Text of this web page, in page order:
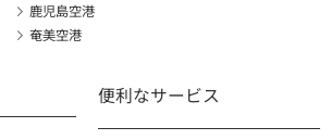
鹿児島空港
奄美空港
便利なサービス